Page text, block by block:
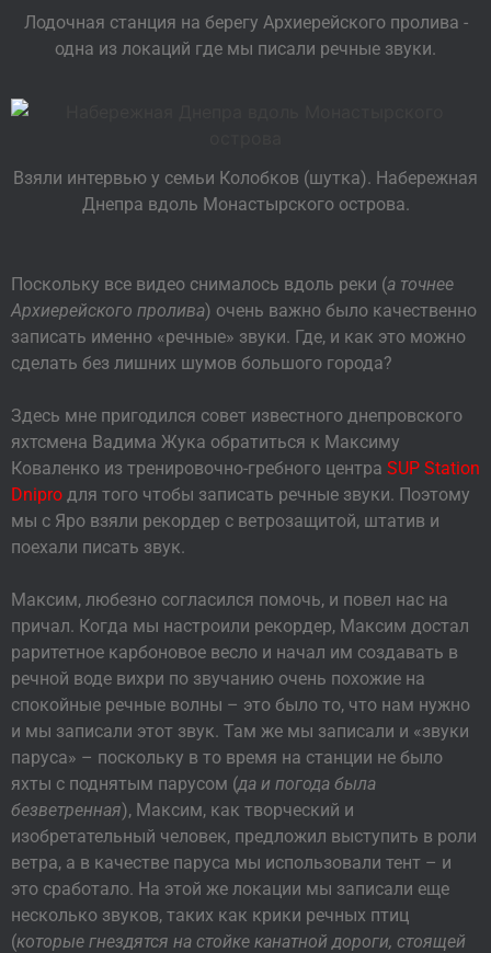
Лодочная станция на берегу Архиерейского пролива -
одна из локаций где мы писали речные звуки.
Взяли интервью у семьи Колобков (шутка). Набережная
Днепра вдоль Монастырского острова.
Поскольку все видео снималось вдоль реки (а точнее
Архиерейского пролива) очень важно было качественно
записать именно «речные» звуки. Где, и как это можно
сделать без лишних шумов большого города?
Здесь мне пригодился совет известного днепровского
яхтсмена Вадима Жука обратиться к Максиму
Коваленко из тренировочно-гребного центра SUP Station
Dnipro для того чтобы записать речные звуки. Поэтому
мы с Яро взяли рекордер с ветрозащитой, штатив и
поехали писать звук.
Максим, любезно согласился помочь, и повел нас на
причал. Когда мы настроили рекордер, Максим достал
раритетное карбоновое весло и начал им создавать в
речной воде вихри по звучанию очень похожие на
спокойные речные волны – это было то, что нам нужно
и мы записали этот звук. Там же мы записали и «звуки
паруса» – поскольку в то время на станции не было
яхты с поднятым парусом (да и погода была
безветренная), Максим, как творческий и
изобретательный человек, предложил выступить в роли
ветра, а в качестве паруса мы использовали тент – и
это сработало. На этой же локации мы записали еще
несколько звуков, таких как крики речных птиц
(которые гнездятся на стойке канатной дороги, стоящей